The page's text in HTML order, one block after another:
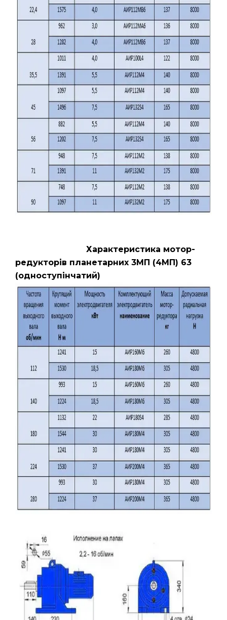
Характеристика мотор-
редукторів планетарних 3МП (4МП) 63
(одноступінчатий)